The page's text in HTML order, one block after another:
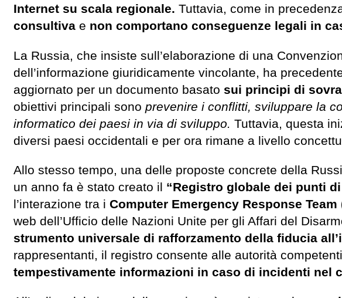
Internet su scala regionale. Tuttavia, come in
consultiva e non comportano conseguenze legali in
La Russia, che insiste sull’elaborazione di una
dell’informazione giuridicamente vincolante, ha
aggiornato per un documento basato sui principi di
obiettivi principali sono prevenire i conflitti, sviluppare la
informatico dei paesi in via di sviluppo. Tuttavia, questa
diversi paesi occidentali e per ora rimane a livello
Allo stesso tempo, una delle proposte concrete della
un anno fa è stato creato il “Registro globale dei punti
l’interazione tra i Computer Emergency Response Team
web dell’Ufficio delle Nazioni Unite per gli Affari del
strumento universale di rafforzamento della fiducia
rappresentanti, il registro consente alle autorità
tempestivamente informazioni in caso di incidenti nel